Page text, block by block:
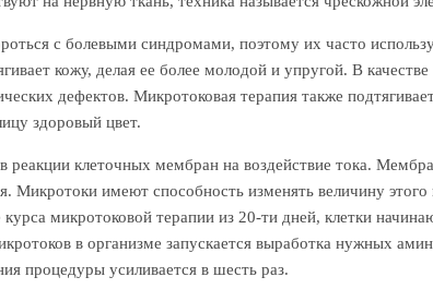
с болевыми синдромами, поэтому их часто
кожу, делая ее более молодой и упругой. В
дефектов. Микротоковая терапия также
здоровый цвет.
реакции клеточных мембран на воздействие тока.
Микротоки имеют способность изменять величину
микротоковой терапии из 20-ти дней, клетки
в организме запускается выработка нужных
процедуры усиливается в шесть раз.